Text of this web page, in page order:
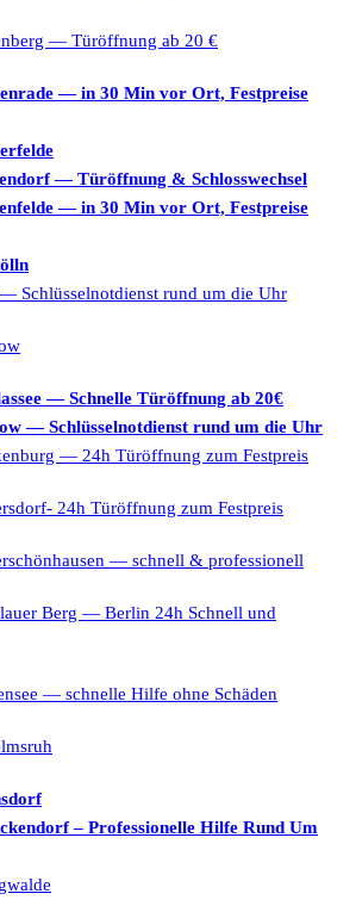
— Türöffnung ab 20 €
— in 30 Min vor Ort, Festpreise
— Türöffnung & Schlosswechsel
— in 30 Min vor Ort, Festpreise
Schlüsselnotdienst rund um die Uhr
— Schnelle Türöffnung ab 20€
— Schlüsselnotdienst rund um die Uhr
— 24h Türöffnung zum Festpreis
24h Türöffnung zum Festpreis
— schnell & professionell
Berg — Berlin 24h Schnell und
— schnelle Hilfe ohne Schäden
– Professionelle Hilfe Rund Um